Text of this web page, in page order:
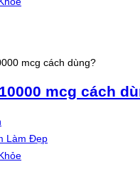
mcg cách dùng?
mcg cách
Làm Đẹp